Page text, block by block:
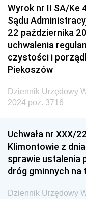
Wyrok nr II SA/Ke
Sądu
22 października
uchwalenia
czystości i
Piekoszów
Dziennik Urzędowy
2024 poz. 3716
Uchwała nr XXX/
Klimontowie z
sprawie ustalenia
dróg gminnych na
Dziennik Urzędowy